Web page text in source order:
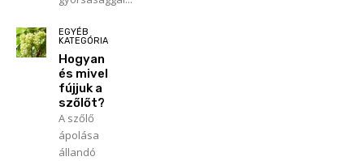
EGYÉB
KATEGÓRIA
Hogyan
és mivel
fújjuk a
szőlőt?
A szőlő
ápolása
állandó